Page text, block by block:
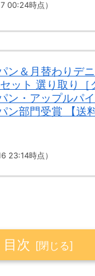
00:24時点）
ン＆月替わりデ
ット 選り取り［
ン・アップルパ
ン部門受賞 【送
23:14時点）
目次